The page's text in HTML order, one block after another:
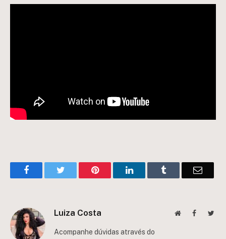
FacebookTwitter Pinterest LinkedInTumblr Email
Luiza Costa WebsiteFacebook
Acompanhe dúvidas através do